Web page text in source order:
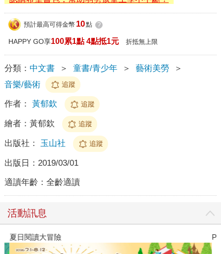
預計最高可得金幣 10點 ?
HAPPY GO享100累1點 4點抵1元 折抵無上限
分類： 中文書 ＞ 童書/青少年 ＞ 藝術美勞
＞
音樂/藝術
追蹤
作者： 黃郁欽 追蹤
繪者： 黃郁欽 追蹤
出版社： 玉山社 追蹤
出版日： 2019/03/01
適讀年齡： 全齡適讀
活動訊息
夏日閱讀大冒險